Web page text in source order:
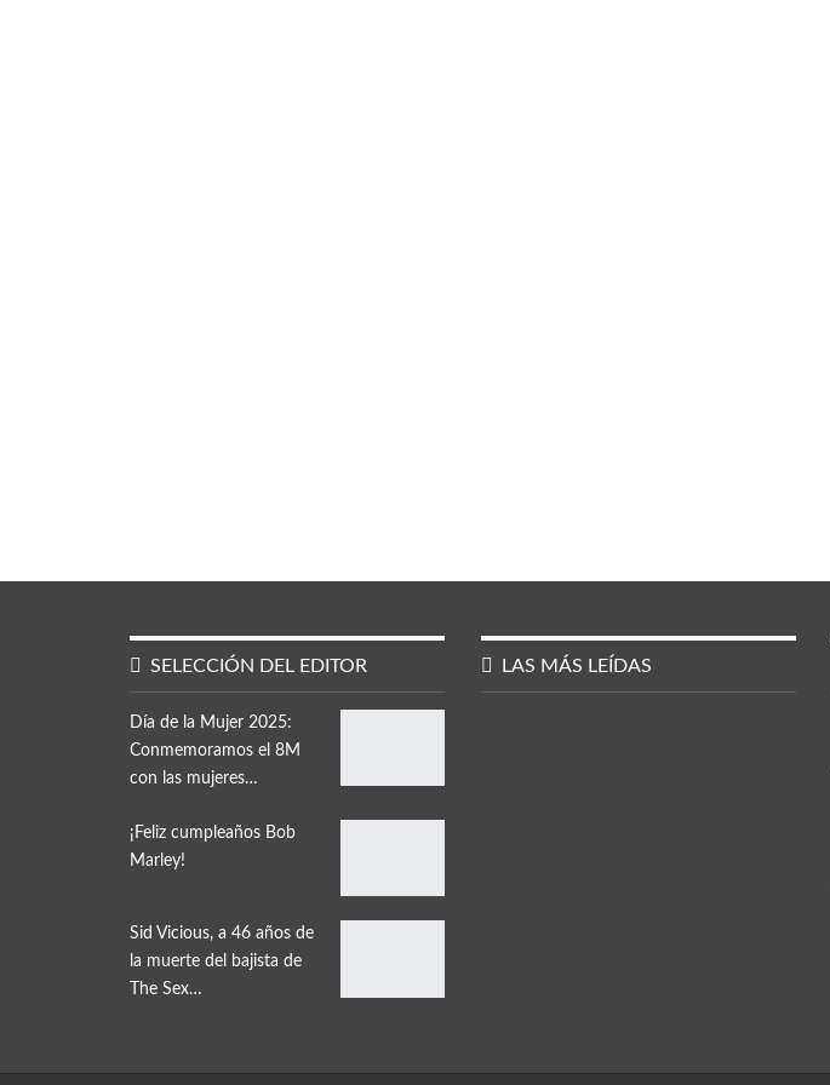
SELECCIÓN DEL EDITOR
Día de la Mujer 2025:
Conmemoramos el 8M
con las mujeres…
¡Feliz cumpleaños Bob
Marley!
Sid Vicious, a 46 años de
la muerte del bajista de
The Sex…
LAS MÁS LEÍDAS